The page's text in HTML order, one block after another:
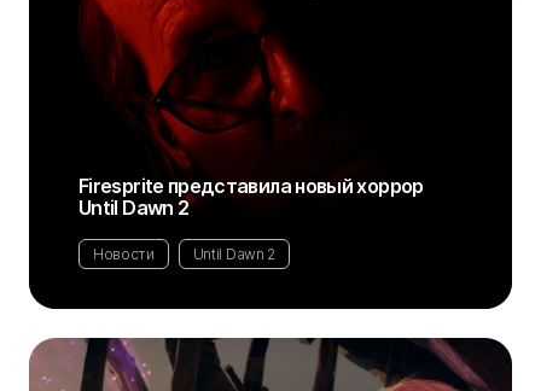
Firesprite представила новый хоррор
Until Dawn 2
Новости Until Dawn 2